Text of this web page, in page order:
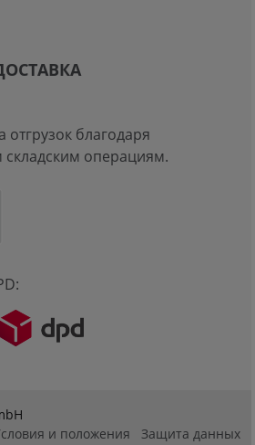
благодаря
операциям.
и положения Защита данных